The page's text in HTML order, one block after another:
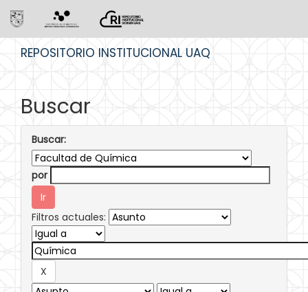
REPOSITORIO INSTITUCIONAL UAQ
Buscar
Buscar:
por
Filtros actuales: